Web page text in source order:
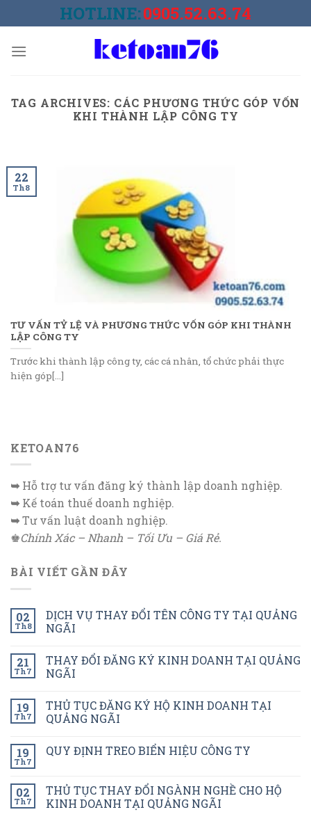
to
HOTLINE:0905.52.63.74
TAG ARCHIVES: CÁC PHƯƠNG THỨC GÓP VỐN
KHI THÀNH LẬP CÔNG TY
TƯ VẤN TỶ LỆ VÀ PHƯƠNG THỨC VỐN GÓP KHI THÀNH
LẬP CÔNG TY
Trước khi thành lập công ty, các cá nhân, tổ chức phải thực
hiện góp[...]
22
Th8
KETOAN76
➥Hỗ trợ tư vấn đăng ký thành lập doanh nghiệp.
➥Kế toán thuế doanh nghiệp.
➥Tư vấn luật doanh nghiệp.
♚Chính Xác – Nhanh – Tối Ưu – Giá Rẻ.
BÀI VIẾT GẦN ĐÂY
02
Th8
DỊCH VỤ THAY ĐỔI TÊN CÔNG TY TẠI QUẢNG
NGÃI
21
Th7
THAY ĐỔI ĐĂNG KÝ KINH DOANH TẠI QUẢNG
NGÃI
19
Th7
THỦ TỤC ĐĂNG KÝ HỘ KINH DOANH TẠI
QUẢNG NGÃI
19
Th7
QUY ĐỊNH TREO BIỂN HIỆU CÔNG TY
02
Th7
THỦ TỤC THAY ĐỔI NGÀNH NGHỀ CHO HỘ
KINH DOANH TẠI QUẢNG NGÃI